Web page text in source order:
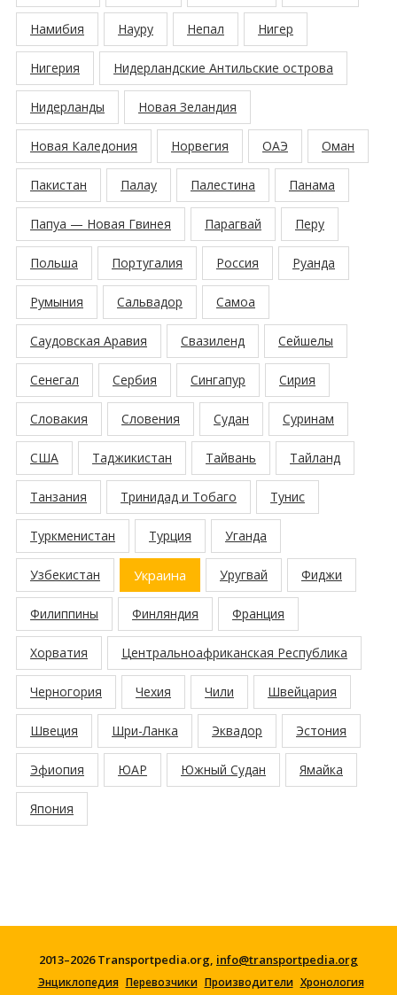
Намибия Науру Непал Нигер
Нигерия Нидерландские Антильские острова
Нидерланды Новая Зеландия
Новая Каледония Норвегия ОАЭ Оман
Пакистан Палау Палестина Панама
Папуа — Новая Гвинея Парагвай Перу
Польша Португалия Россия Руанда
Румыния Сальвадор Самоа
Саудовская Аравия Свазиленд Сейшелы
Сенегал Сербия Сингапур Сирия
Словакия Словения Судан Суринам
США Таджикистан Тайвань Тайланд
Танзания Тринидад и Тобаго Тунис
Туркменистан Турция Уганда
Узбекистан Украина Уругвай Фиджи
Филиппины Финляндия Франция
Хорватия Центральноафриканская Республика
Черногория Чехия Чили Швейцария
Швеция Шри-Ланка Эквадор Эстония
Эфиопия ЮАР Южный Судан Ямайка
Япония
2013–2026 Transportpedia.org, info@transportpedia.org
Энциклопедия Перевозчики Производители Хронология